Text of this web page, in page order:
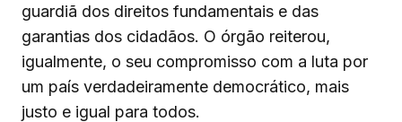
guardiã dos direitos fundamentais e das
garantias dos cidadãos. O órgão reiterou,
igualmente, o seu compromisso com a luta por
um país verdadeiramente democrático, mais
justo e igual para todos.